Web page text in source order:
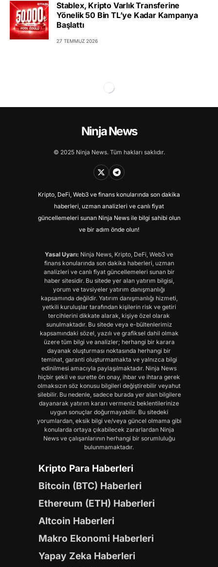
Stablex, Kripto Varlık Transferine
Yönelik 50 Bin TL’ye Kadar Kampanya
Başlattı
27 TEMMUZ 2026
Ninja News
© 2025 Ninja News. Tüm hakları saklıdır.
Kripto, DeFi, Web3 ve finans konularında son dakika
haberleri, uzman analizleri ve canlı fiyat
güncellemeleri sunan Ninja News ile bilgi sahibi olun
ve bir adım önde olun!
Yasal Uyarı: Ninja News, Kripto, DeFi, Web3 ve
finans konularında son dakika haberleri, uzman
analizleri ve canlı fiyat güncellemeleri sunan bir
haber sitesidir. Bu sitede yer alan yatırım bilgisi,
yorum ve tavsiyeler yatırım danışmanlığı
kapsamında değildir. Yatırım danışmanlığı hizmeti,
yetkili kuruluşlar tarafından kişilerin risk ve getiri
tercihlerini dikkate alarak, kişiye özel olarak
sunulmaktadır. Bu sitede veya e-bültenlerimiz
kapsamındaki sözel, yazılı ve grafiksel dahil olmak
üzere tüm bilgi ve analizler; herhangi bir karara
dayanak oluşturması noktasında herhangi bir
teminat, garanti oluşturmamakta ve yalnızca bilgi
edinilmesi amacıyla paylaşılmaktadır. Ninja News
hiçbir şekil ve surette ön onay, ihbar ve ihtara gerek
olmaksızın söz konusu bilgileri değiştirebilir veyahut
silebilir. Bu nedenle, sadece burada yer alan bilgilere
dayanarak yatırım kararı vermeniz beklentilerinize
uygun sonuçlar doğurmayabilir. Bu sitedeki
yorumlardan, eksik bilgi ve/veya güncel olmama gibi
konularda ortaya çıkabilecek zararlardan Ninja
News ve çalışanlarının herhangi bir sorumluluğu
bulunmamaktadır.
Kripto Para Haberleri
Bitcoin (BTC) Haberleri
Ethereum (ETH) Haberleri
Altcoin Haberleri
Makro Ekonomi Haberleri
Yapay Zeka Haberleri